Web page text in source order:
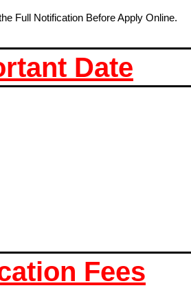
Full Notification Before Apply Online.
Date
Fees